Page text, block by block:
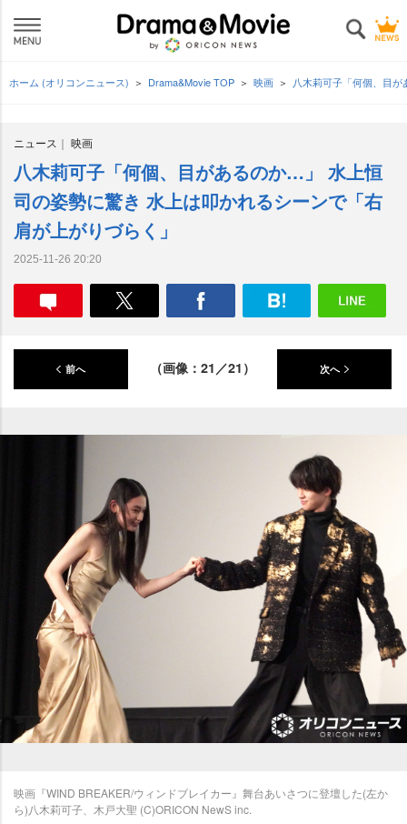
ホーム (オリコンニュース) Drama&Movie TOP 映画 八木莉可子「何個、目
ニュース 映画
八木莉可子「何個、目があるのか…」 水上恒
司の姿勢に驚き 水上は叩かれるシーンで「右
肩が上がりづらく」
2025-11-26 20:20
前へ （画像：21／21） 次へ
映画『WIND BREAKER/ウィンドブレイカー』舞台あいさつに登壇した(左か
ら)八木莉可子、木戸大聖 (C)ORICON NewS inc.